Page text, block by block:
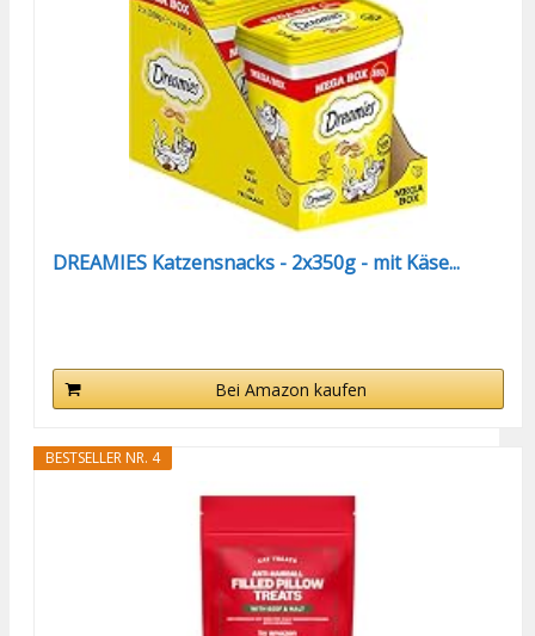
DREAMIES Katzensnacks - 2x350g - mit Käse...
Bei Amazon kaufen
BESTSELLER NR. 4